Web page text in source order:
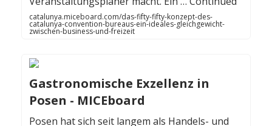
catalunya.miceboard.com/das-fifty-fifty-konzept-des-
catalunya-convention-bureaus-ein-ideales-gleichgewicht-
zwischen-business-und-freizeit
Gastronomische Exzellenz in
Posen - MICEboard
Posen hat sich seit langem als Handels- und